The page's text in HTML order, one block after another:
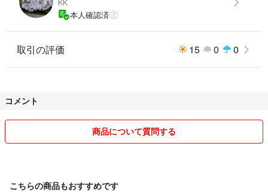
い。
#アールエヌエー
#ロックT
#古着
本人確認済
取引の評価 15 0 0
コメント
商品について質問する
こちらの商品もおすすめです